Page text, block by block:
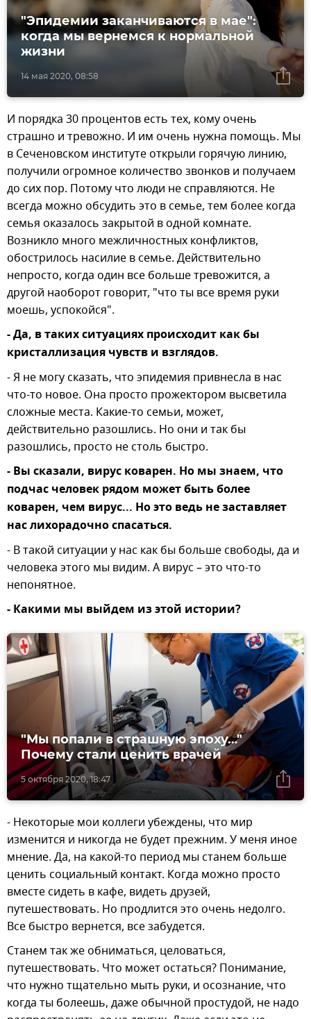
14 мая 2020, 08:58
"Эпидемии заканчиваются в мае":
когда мы вернемся к нормальной
жизни
И порядка 30 процентов есть тех, кому очень
страшно и тревожно. И им очень нужна помощь. Мы
в Сеченовском институте открыли горячую линию,
получили огромное количество звонков и получаем
до сих пор. Потому что люди не справляются. Не
всегда можно обсудить это в семье, тем более когда
семья оказалось закрытой в одной комнате.
Возникло много межличностных конфликтов,
обострилось насилие в семье. Действительно
непросто, когда один все больше тревожится, а
другой наоборот говорит, "что ты все время руки
моешь, успокойся".
- Да, в таких ситуациях происходит как бы
кристаллизация чувств и взглядов.
- Я не могу сказать, что эпидемия привнесла в нас
что-то новое. Она просто прожектором высветила
сложные места. Какие-то семьи, может,
действительно разошлись. Но они и так бы
разошлись, просто не столь быстро.
- Вы сказали, вирус коварен. Но мы знаем, что
подчас человек рядом может быть более
коварен, чем вирус... Но это ведь не заставляет
нас лихорадочно спасаться.
- В такой ситуации у нас как бы больше свободы, да и
человека этого мы видим. А вирус – это что-то
непонятное.
- Какими мы выйдем из этой истории?
5 октября 2020, 18:47
"Мы попали в страшную эпоху…"
Почему стали ценить врачей
- Некоторые мои коллеги убеждены, что мир
изменится и никогда не будет прежним. У меня иное
мнение. Да, на какой-то период мы станем больше
ценить социальный контакт. Когда можно просто
вместе сидеть в кафе, видеть друзей,
путешествовать. Но продлится это очень недолго.
Все быстро вернется, все забудется.
Станем так же обниматься, целоваться,
путешествовать. Что может остаться? Понимание,
что нужно тщательно мыть руки, и осознание, что
когда ты болеешь, даже обычной простудой, не надо